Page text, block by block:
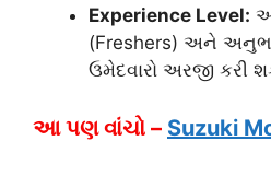
Experience Level: આ
(Freshers) અને
ઉમેદવારો અરજી કરી
આ પણ વાંચો – Suzuki